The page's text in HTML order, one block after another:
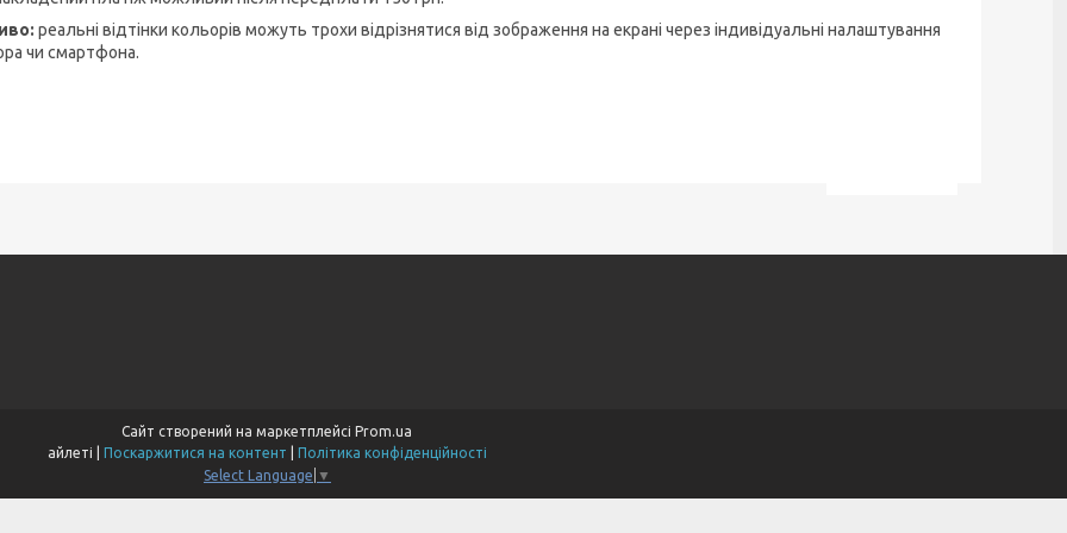
реальні відтінки кольорів можуть трохи відрізнятися від зображення на екрані через індивідуальні налаштування
чи смартфона.
Сайт створений на маркетплейсі Prom.ua
Поскаржитися на контент
Політика конфіденційності
Select Language ▼